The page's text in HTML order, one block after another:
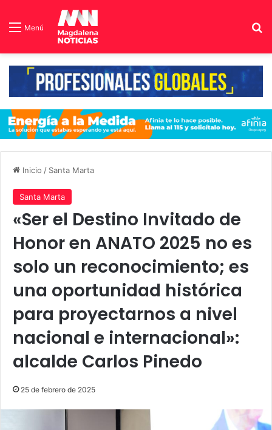
Menú
Inicio / Santa Marta
Santa Marta
«Ser el Destino Invitado de
Honor en ANATO 2025 no es
solo un reconocimiento; es
una oportunidad histórica
para proyectarnos a nivel
nacional e internacional»:
alcalde Carlos Pinedo
25 de febrero de 2025